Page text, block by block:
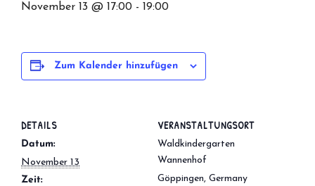
November 13 @ 17:00 - 19:00
Zum Kalender hinzufügen
DETAILS
Datum:
November 13
Zeit:
VERANSTALTUNGSORT
Waldkindergarten
Wannenhof
Göppingen, Germany